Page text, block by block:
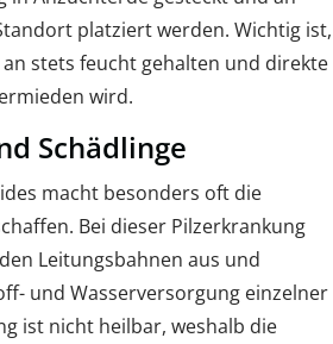
platziert werden. Wichtig ist,
stets feucht gehalten und direkte
wird.
Schädlinge
macht besonders oft die
Bei dieser Pilzerkrankung
Leitungsbahnen aus und
und Wasserversorgung einzelner
ist nicht heilbar, weshalb die